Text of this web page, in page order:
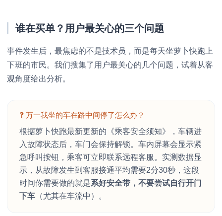
谁在买单？用户最关心的三个问题
事件发生后，最焦虑的不是技术员，而是每天坐萝卜快跑上
下班的市民。我们搜集了用户最关心的几个问题，试着从客
观角度给出分析。
❓ 万一我坐的车在路中间停了怎么办？
根据萝卜快跑最新更新的《乘客安全须知》，车辆进
入故障状态后，车门会保持解锁。车内屏幕会显示紧
急呼叫按钮，乘客可立即联系远程客服。实测数据显
示，从故障发生到客服接通平均需要2分30秒，这段
时间你需要做的就是系好安全带，不要尝试自行开门
下车 （尤其在车流中）。